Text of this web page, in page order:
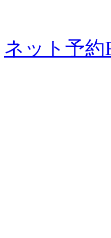
ネット予約